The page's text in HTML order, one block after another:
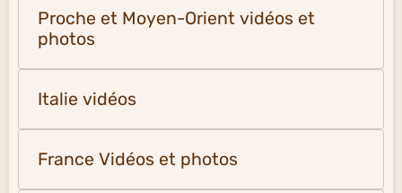
Proche et Moyen-Orient vidéos et
photos
Italie vidéos
France Vidéos et photos